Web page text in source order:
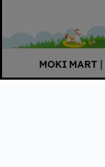
MOKI MART